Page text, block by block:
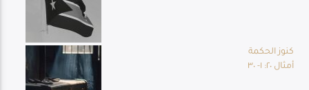
كنوز الحكمة
أمثال ٢٠: ١- ٣٠